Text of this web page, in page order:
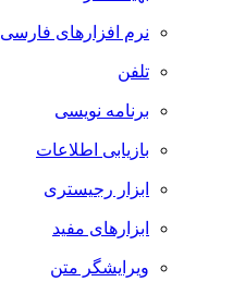
نرم افزارهای فارسی
تلفن
برنامه نویسی
بازیابی اطلاعات
ابزار رجیستری
ابزارهای مفید
ویرایشگر متن